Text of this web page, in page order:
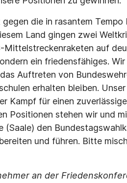
die in rasantem
Land gingen zwei
Mittelstreckenraketen auf
ein friedensfähiges.
Auftreten von
erhalten bleiben.
Kampf für einen
Positionen stehen wir und
(Saale) den
und führen. Bitte
an der